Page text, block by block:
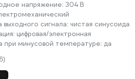
напряжение: 304 В
сигнала: чистая синусоида
цифровая/электронная
при минусовой температуре: да